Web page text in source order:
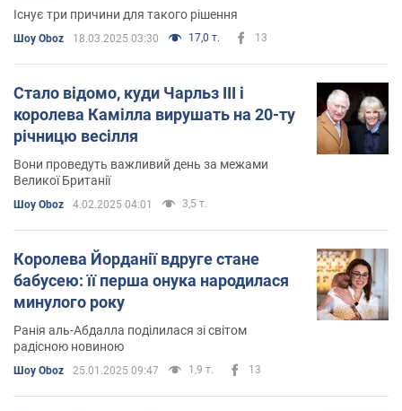
Існує три причини для такого рішення
Шоу Oboz 18.03.2025 03:30 17,0 т. 13
Стало відомо, куди Чарльз III і
королева Камілла вирушать на 20-ту
річницю весілля
Вони проведуть важливий день за межами
Великої Британії
Шоу Oboz 4.02.2025 04:01 3,5 т.
Королева Йорданії вдруге стане
бабусею: її перша онука народилася
минулого року
Ранія аль-Абдалла поділилася зі світом
радісною новиною
Шоу Oboz 25.01.2025 09:47 1,9 т. 13